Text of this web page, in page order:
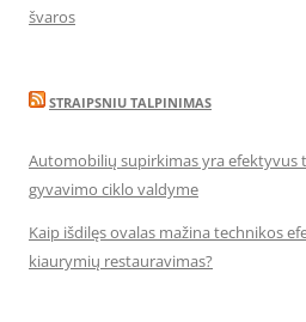
švaros
STRAIPSNIU TALPINIMAS
Automobilių supirkimas yra
gyvavimo ciklo valdyme
Kaip išdilęs ovalas mažina technikos
kiaurymių restauravimas?